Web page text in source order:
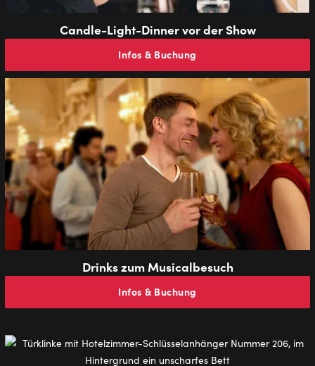
Candle-Light-Dinner vor der Show
Infos & Buchung
Drinks zum Musicalbesuch
Infos & Buchung